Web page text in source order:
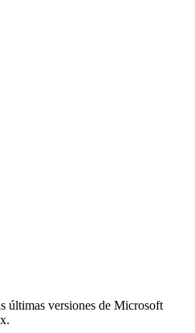
últimas versiones de Microsoft